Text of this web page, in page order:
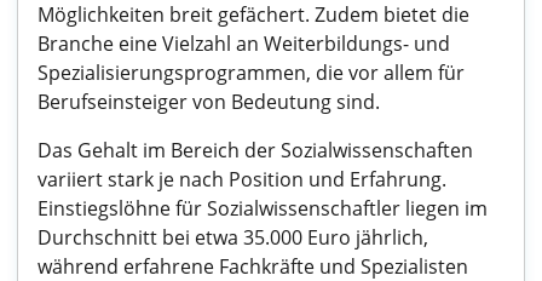
Möglichkeiten breit gefächert. Zudem bietet die
Branche eine Vielzahl an Weiterbildungs- und
Spezialisierungsprogrammen, die vor allem für
Berufseinsteiger von Bedeutung sind.
Das Gehalt im Bereich der Sozialwissenschaften
variiert stark je nach Position und Erfahrung.
Einstiegslöhne für Sozialwissenschaftler liegen im
Durchschnitt bei etwa 35.000 Euro jährlich,
während erfahrene Fachkräfte und Spezialisten